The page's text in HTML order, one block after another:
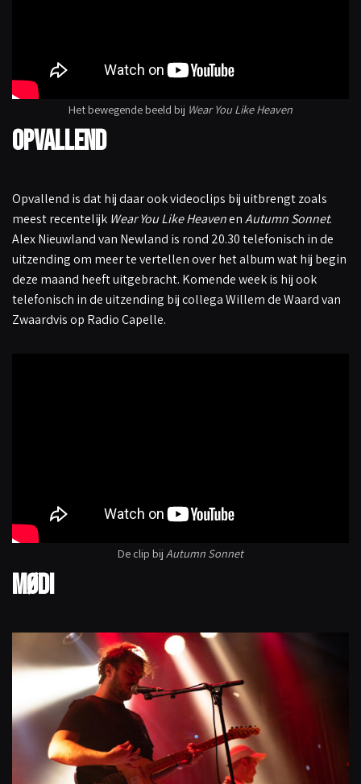
Het bewegende beeld bij Wear You Like Heaven
Opvallend
Opvallend is dat hij daar ook videoclips bij uitbrengt zoals
meest recentelijk Wear You Like HeavenenAutumn Sonnet.
Alex Nieuwland van Newland is rond 20.30 telefonisch in de
uitzending om meer te vertellen over het album wat hij begin
deze maand heeft uitgebracht. Komende week is hij ook
telefonisch in de uitzending bij collega Willem de Waard van
Zwaardvis op Radio Capelle.
De clip bij Autumn Sonnet
MØDI